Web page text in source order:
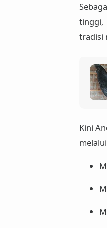
tinggi,
tradisi
Kini